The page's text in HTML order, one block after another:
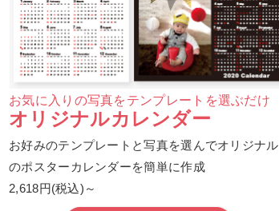
お気に入りの写真をテンプレートを選ぶだけ
オリジナルカレンダー
お好みのテンプレートと写真を選んでオリジナル
のポスターカレンダーを簡単に作成
2,618円(税込)～